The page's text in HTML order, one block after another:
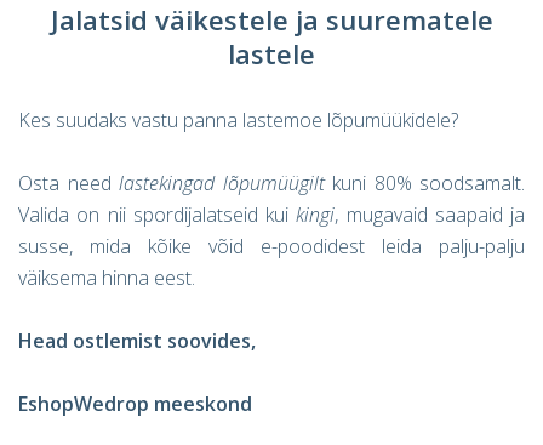
Jalatsid väikestele ja suurematele
lastele
Kes suudaks vastu panna lastemoe lõpumüükidele?
Osta need lastekingad lõpumüügiltkuni 80% soodsamalt.
Valida on nii spordijalatseid kuikingi, mugavaid saapaid ja
susse, mida kõike võid e-poodidest leida palju-palju
väiksema hinna eest.
Head ostlemist soovides,
EshopWedrop meeskond